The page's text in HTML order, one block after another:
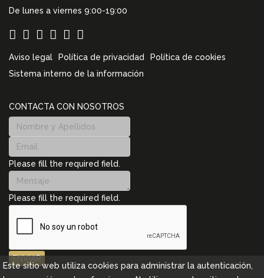
De lunes a viernes 9:00-19:00
Aviso legal Política de privacidad
Política de cookies
Sistema interno de la información
CONTACTA CON NOSOTROS
Please fill the required field.
Please fill the required field.
ENVIAR
Este sitio web utiliza cookies para administrar la autenticación,